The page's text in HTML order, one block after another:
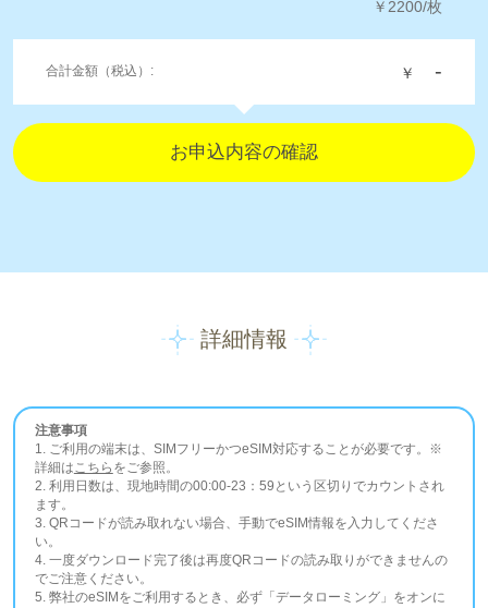
￥ 2200/枚
合計金額（税込）: ￥ -
詳細情報
注意事項
1. ご利用の端末は、SIMフリーかつeSIM対応することが必要です。※
詳細は こちら をご参照。
2. 利用日数は、現地時間の00:00-23：59という区切りでカウントされ
ます。
3. QRコードが読み取れない場合、手動でeSIM情報を入力してくださ
い。
4. 一度ダウンロード完了後は再度QRコードの読み取りができませんの
でご注意ください。
5. 弊社のeSIMをご利用するとき、必ず「データローミング」をオンに